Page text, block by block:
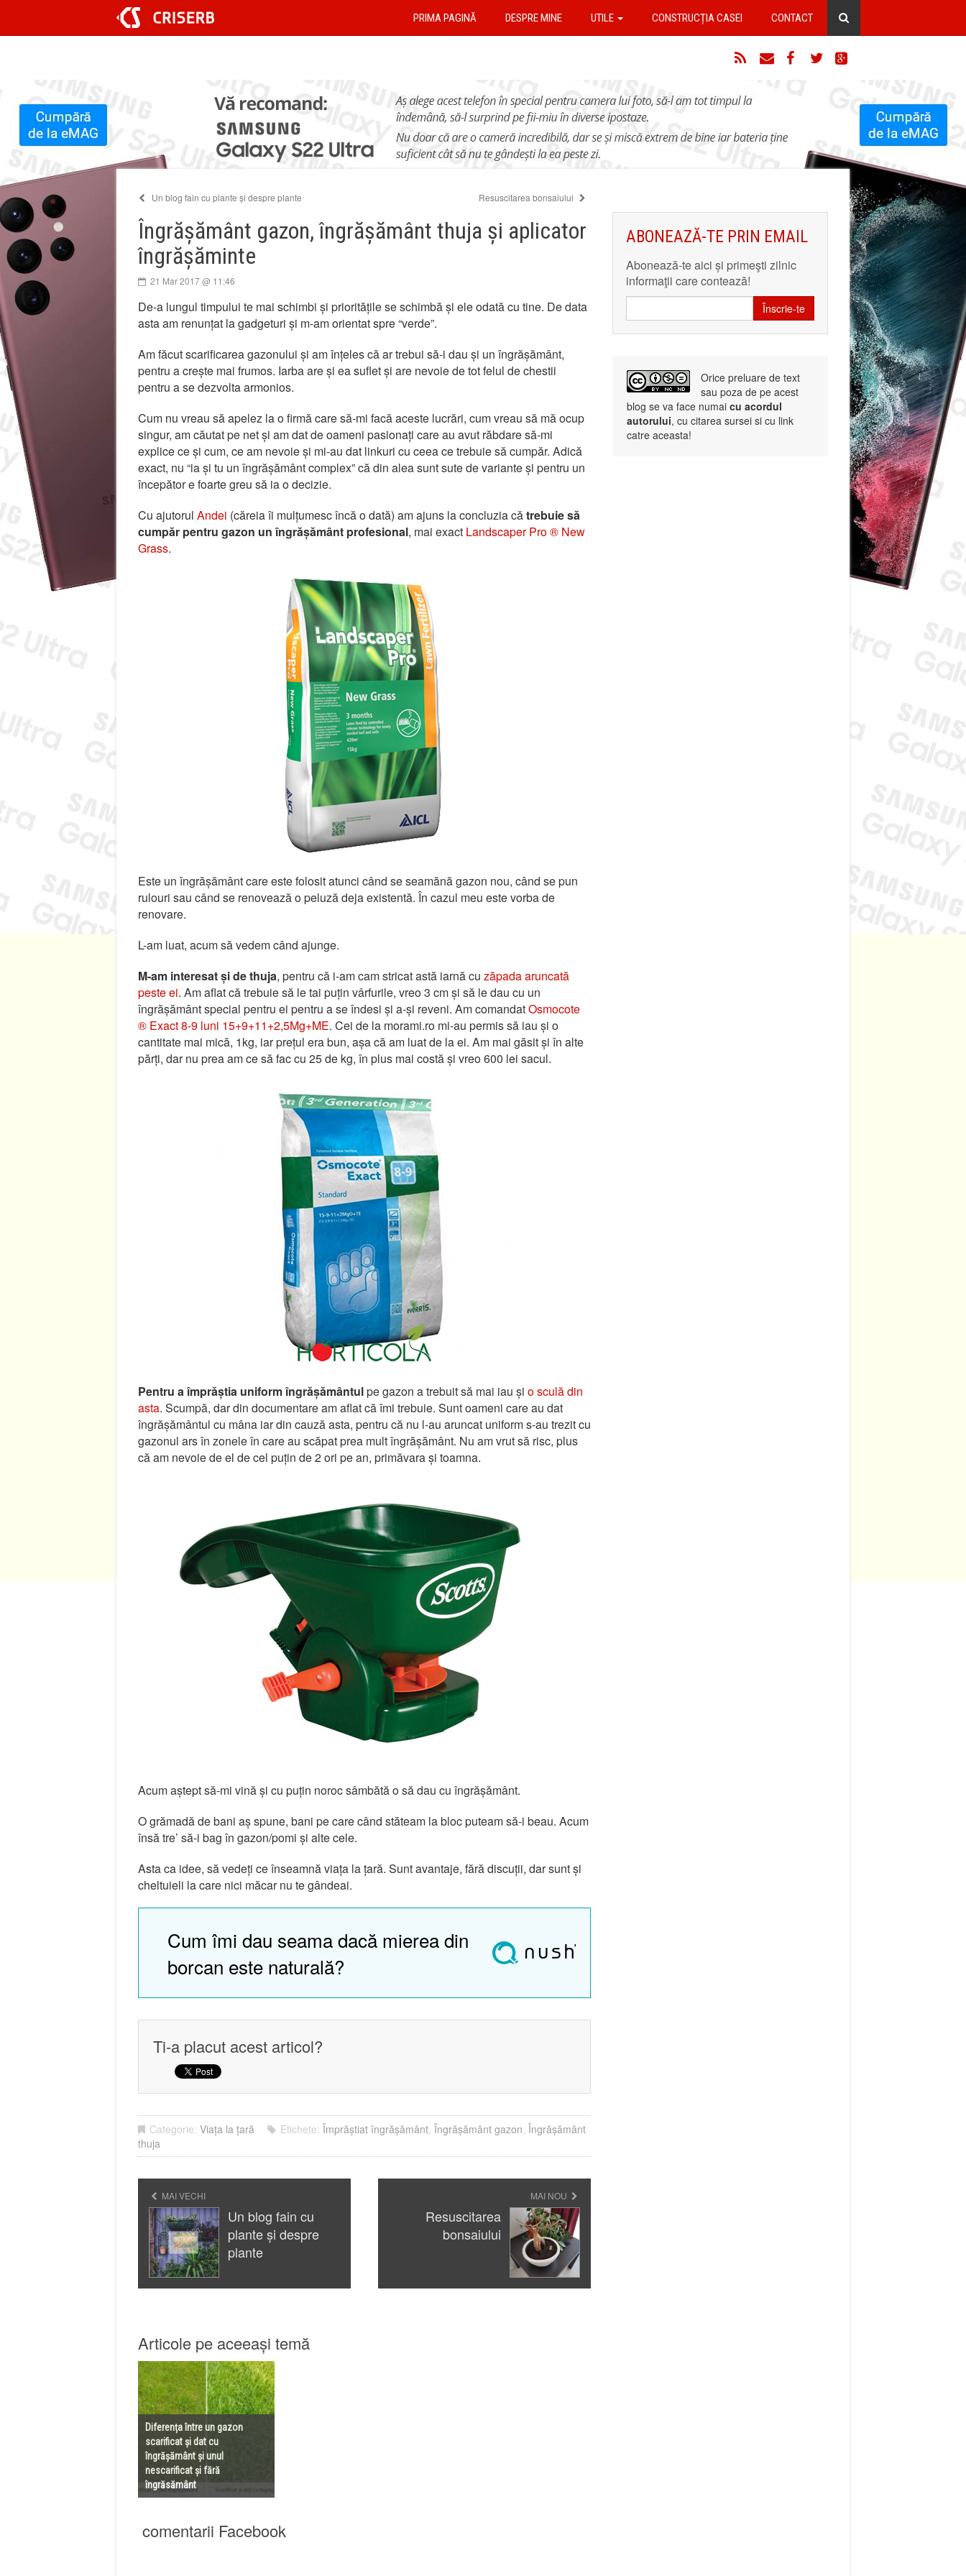
conținut
PRIMA PAGINĂ DESPRE MINE UTILE CONSTRUCȚIA CASEI CONTACT
Un blog fain cu plante și despre plante Resuscitarea bonsaiului
Îngrășământ gazon, îngrășământ thuja și aplicator
îngrășăminte
21 Mar 2017 @ 11:46
De-a lungul timpului te mai schimbi și prioritățile se schimbă și ele odată cu tine. De data
asta am renunțat la gadgeturi și m-am orientat spre “verde”.
Am făcut scarificarea gazonului și am înțeles că ar trebui să-i dau și un îngrășământ,
pentru a crește mai frumos. Iarba are și ea suflet și are nevoie de tot felul de chestii
pentru a se dezvolta armonios.
Cum nu vreau să apelez la o firmă care să-mi facă aceste lucrări, cum vreau să mă ocup
singur, am căutat pe net și am dat de oameni pasionați care au avut răbdare să-mi
explice ce și cum, ce am nevoie și mi-au dat linkuri cu ceea ce trebuie să cumpăr. Adică
exact, nu “ia și tu un îngrășământ complex” că din alea sunt sute de variante și pentru un
începător e foarte greu să ia o decizie.
Cu ajutorul Andei (căreia îi mulțumesc încă o dată) am ajuns la concluzia cătrebuie să
cumpăr pentru gazon un îngrășământ profesional, mai exact Landscaper Pro ® New
Grass.
Este un îngrășământ care este folosit atunci când se seamănă gazon nou, când se pun
rulouri sau când se renovează o peluză deja existentă. În cazul meu este vorba de
renovare.
L-am luat, acum să vedem când ajunge.
M-am interesat și de thuja, pentru că i-am cam stricat astă iarnă cu zăpada aruncată
peste ei. Am aflat că trebuie să le tai puțin vârfurile, vreo 3 cm și să le dau cu un
îngrășământ special pentru ei pentru a se îndesi și a-și reveni. Am comandatOsmocote
® Exact 8-9 luni 15+9+11+2,5Mg+ME. Cei de la morami.ro mi-au permis să iau și o
cantitate mai mică, 1kg, iar prețul era bun, așa că am luat de la ei. Am mai găsit și în alte
părți, dar nu prea am ce să fac cu 25 de kg, în plus mai costă și vreo 600 lei sacul.
Pentru a împrăștia uniform îngrășământulpe gazon a trebuit să mai iau și o sculă din
asta. Scumpă, dar din documentare am aflat că îmi trebuie. Sunt oameni care au dat
îngrășământul cu mâna iar din cauză asta, pentru că nu l-au aruncat uniform s-au trezit cu
gazonul ars în zonele în care au scăpat prea mult îngrășământ. Nu am vrut să risc, plus
că am nevoie de el de cel puțin de 2 ori pe an, primăvara și toamna.
Acum aștept să-mi vină și cu puțin noroc sâmbătă o să dau cu îngrășământ.
O grămadă de bani aș spune, bani pe care când stăteam la bloc puteam să-i beau. Acum
însă tre’ să-i bag în gazon/pomi și alte cele.
Asta ca idee, să vedeți ce înseamnă viața la țară. Sunt avantaje, fără discuții, dar sunt și
cheltuieli la care nici măcar nu te gândeai.
Cum îmi dau seama dacă mierea din
borcan este naturală?
Ti-a placut acest articol?
Categorie: Viața la țară Etichete: Împrăștiat îngrășământ, Îngrășământ gazon, Îngrășământ
thuja
MAI VECHI
Un blog fain cu
plante și despre
plante
MAI NOU
Resuscitarea
bonsaiului
Articole pe aceeași temă
Diferența între un gazon
scarificat și dat cu
îngrășământ și unul
nescarificat și fără
îngrăsământ
comentarii Facebook
ABONEAZĂ-TE PRIN EMAIL
Abonează-te aici și primeşti zilnic
informaţii care contează!
Înscrie-te
Orice preluare de text
sau poza de pe acest
blog se va face numai cu acordul
autorului, cu citarea sursei si cu link
catre aceasta!